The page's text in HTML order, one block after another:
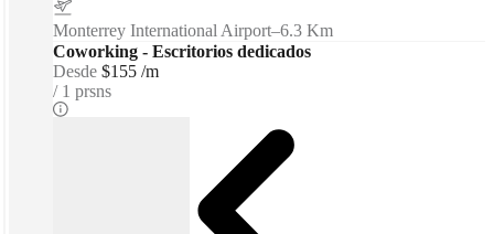
Monterrey International Airport–6.3 Km
Coworking - Escritorios dedicados
Desde $155 /m
1 prsns